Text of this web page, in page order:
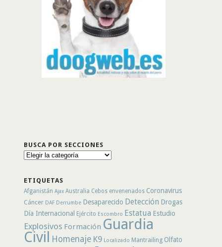
BUSCA POR SECCIONES
Busca
ETIQUETAS
Afganistán Ajax Australia Cebos envenenados Coronavirus
Cáncer DAF Derrumbe Desaparecido Detección Drogas
Día Internacional Ejército Escombro Estatua Estudio
Explosivos Formación Guardia
Civil Homenaje K9 Localizado Mantrailing Olfato